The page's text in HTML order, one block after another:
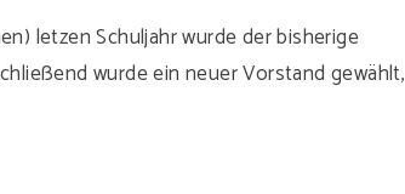
letzen Schuljahr wurde der bisherige
wurde ein neuer Vorstand gewählt,